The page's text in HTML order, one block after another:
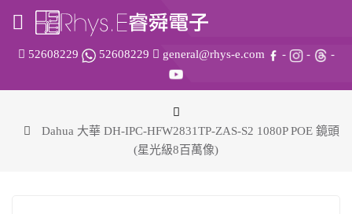
52608229 52608229 general@rhys-e.com - - -
Dahua 大華 DH-IPC-HFW2831TP-ZAS-S2 1080P POE 鏡頭
(星光級8百萬像)